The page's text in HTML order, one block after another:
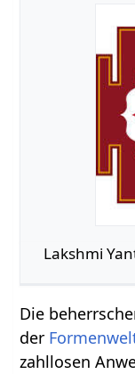
Lakshmi
Die
der
zahllosen